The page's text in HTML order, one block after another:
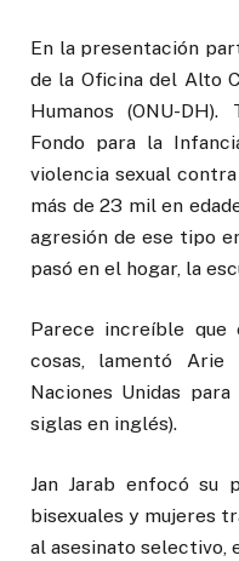
En la presentación
de la Oficina del Alto
Humanos (ONU-
Fondo para la
violencia sexual
más de 23 mil en
agresión de ese tipo
pasó en el hogar, la
Parece increíble que
cosas, lamentó Arie
Naciones Unidas
siglas en inglés).
Jan Jarab enfocó su
bisexuales y mujeres
al asesinato selectivo,